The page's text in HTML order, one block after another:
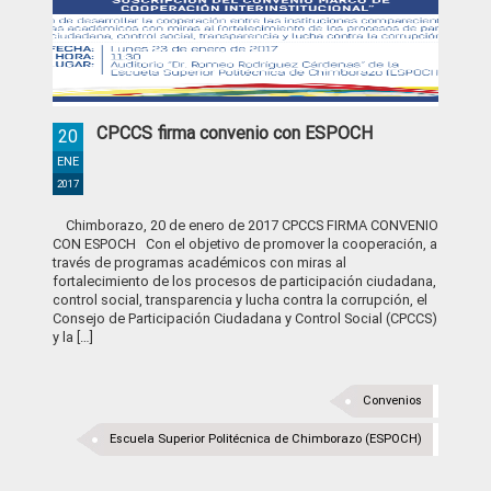
CPCCS firma convenio con ESPOCH
20
ENE
2017
Chimborazo, 20 de enero de 2017 CPCCS FIRMA CONVENIO
CON ESPOCH Con el objetivo de promover la cooperación, a
través de programas académicos con miras al
fortalecimiento de los procesos de participación ciudadana,
control social, transparencia y lucha contra la corrupción, el
Consejo de Participación Ciudadana y Control Social (CPCCS)
y la […]
Convenios
Escuela Superior Politécnica de Chimborazo (ESPOCH)